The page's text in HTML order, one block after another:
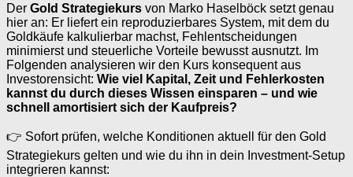
Der Gold Strategiekurs von Marko Haselböck setzt genau
hier an: Er liefert ein reproduzierbares System, mit dem du
Goldkäufe kalkulierbar machst, Fehlentscheidungen
minimierst und steuerliche Vorteile bewusst ausnutzt. Im
Folgenden analysieren wir den Kurs konsequent aus
Investorensicht: Wie viel Kapital, Zeit und Fehlerkosten
kannst du durch dieses Wissen einsparen – und wie
schnell amortisiert sich der Kaufpreis?
👉 Sofort prüfen, welche Konditionen aktuell für den Gold
Strategiekurs gelten und wie du ihn in dein Investment-Setup
integrieren kannst: